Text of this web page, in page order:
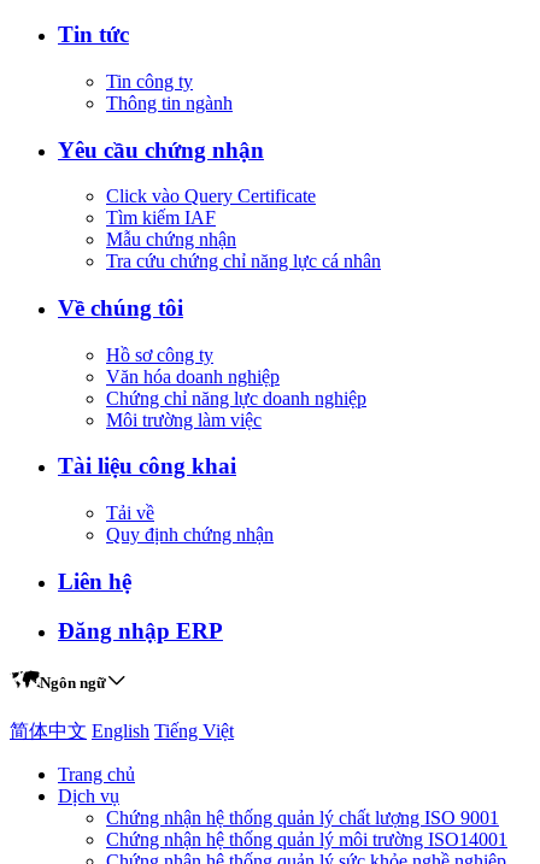
Tin tức
Tin công ty
Thông tin ngành
Yêu cầu chứng nhận
Click vào Query Certificate
Tìm kiếm IAF
Mẫu chứng nhận
Tra cứu chứng chỉ năng lực cá nhân
Về chúng tôi
Hồ sơ công ty
Văn hóa doanh nghiệp
Chứng chỉ năng lực doanh nghiệp
Môi trường làm việc
Tài liệu công khai
Tải về
Quy định chứng nhận
Liên hệ
Đăng nhập ERP
Ngôn ngữ
简体中文 English Tiếng Việt
Trang chủ
Dịch vụ
Chứng nhận hệ thống quản lý chất lượng ISO 9001
Chứng nhận hệ thống quản lý môi trường ISO14001